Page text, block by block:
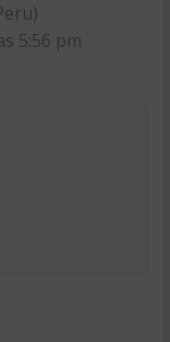
5:56 pm